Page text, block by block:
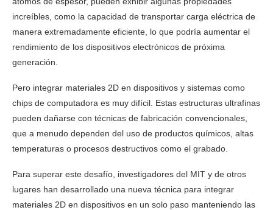
increíbles, como la capacidad de transportar carga eléctrica de
manera extremadamente eficiente, lo que podría aumentar el
rendimiento de los dispositivos electrónicos de próxima
generación.
Pero integrar materiales 2D en dispositivos y sistemas como
chips de computadora es muy difícil. Estas estructuras ultrafinas
pueden dañarse con técnicas de fabricación convencionales,
que a menudo dependen del uso de productos químicos, altas
temperaturas o procesos destructivos como el grabado.
Para superar este desafío, investigadores del MIT y de otros
lugares han desarrollado una nueva técnica para integrar
materiales 2D en dispositivos en un solo paso manteniendo las